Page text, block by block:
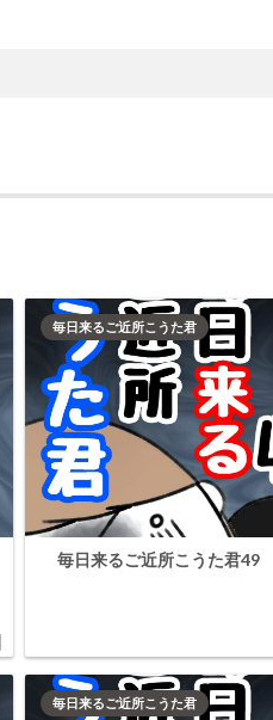
毎日来るご近所こうた君49
毎日来るご近所こうた君
毎日来るご近所こうた君